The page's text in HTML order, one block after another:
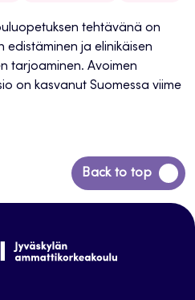
tehtävänä on
edistäminen ja elinikäisen
tarjoaminen. Avoimen
on kasvanut Suomessa viime
Back to top
Siirry
takaisin